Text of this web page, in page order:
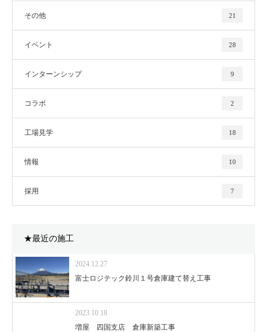
その他 21
イベント 28
インターンシップ 9
コラボ 2
工場見学 18
情報 10
採用 7
★最近の施工
2024.12.27
富士ロジテック鈴川１号倉庫建て替え工事
2023.10.18
増屋 四国支店 倉庫新築工事